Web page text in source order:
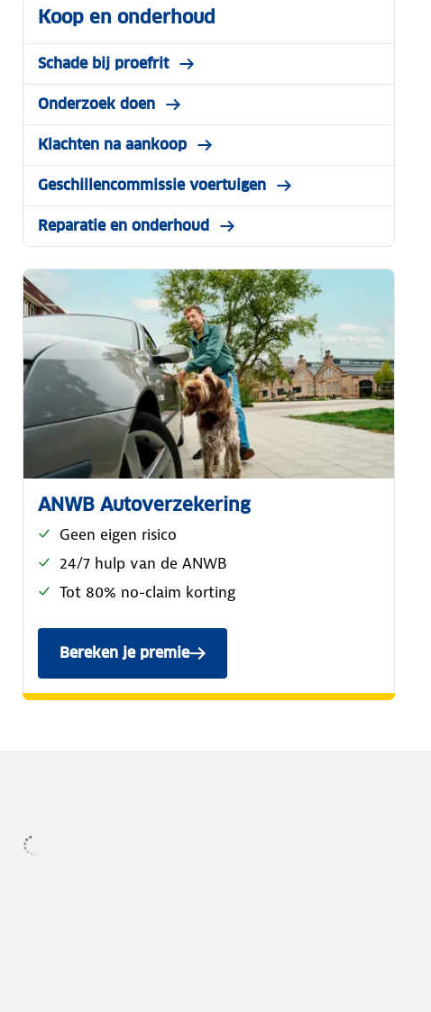
Koop en onderhoud
Schade bij proefrit
Onderzoek doen
Klachten na aankoop
Geschillencommissie voertuigen
Reparatie en onderhoud
ANWB Autoverzekering
Geen eigen risico
24/7 hulp van de ANWB
Tot 80% no-claim korting
Bereken je premievoor de ANWB Reguliere Autoverzekering